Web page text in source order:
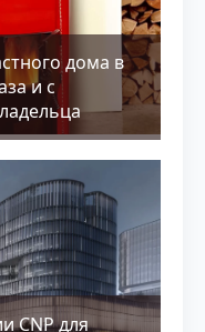
дома в
и с
CNP для